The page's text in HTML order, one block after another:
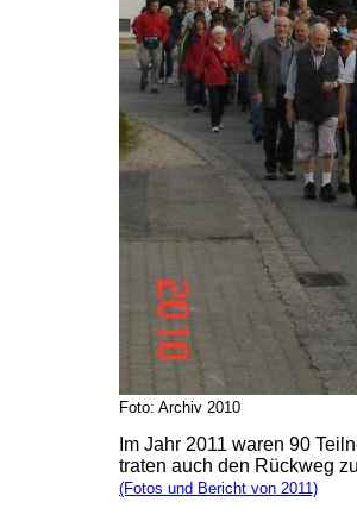
Foto: Archiv 2010
Im Jahr 2011 waren 90
traten auch den Rückweg
(Fotos und Bericht von 2011)